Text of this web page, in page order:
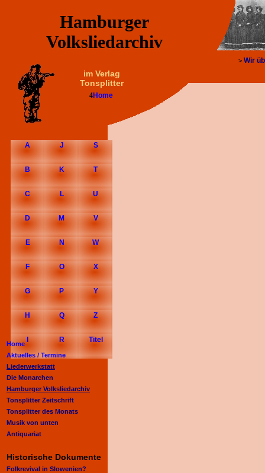
> Wir
A J S
B K T
C L U
D M V
E N W
F O X
G P Y
H Q Z
I R Titel
Home
Aktuelles / Termine
Liederwerkstatt
Die Monarchen
Hamburger Volksliedarchiv
Tonsplitter Zeitschrift
Tonsplitter des Monats
Musik von unten
Antiquariat
Historische Dokumente
Folkrevival in Slowenien?
Hamburger
Volksliedarchiv
im Verlag
Tonsplitter
4Home